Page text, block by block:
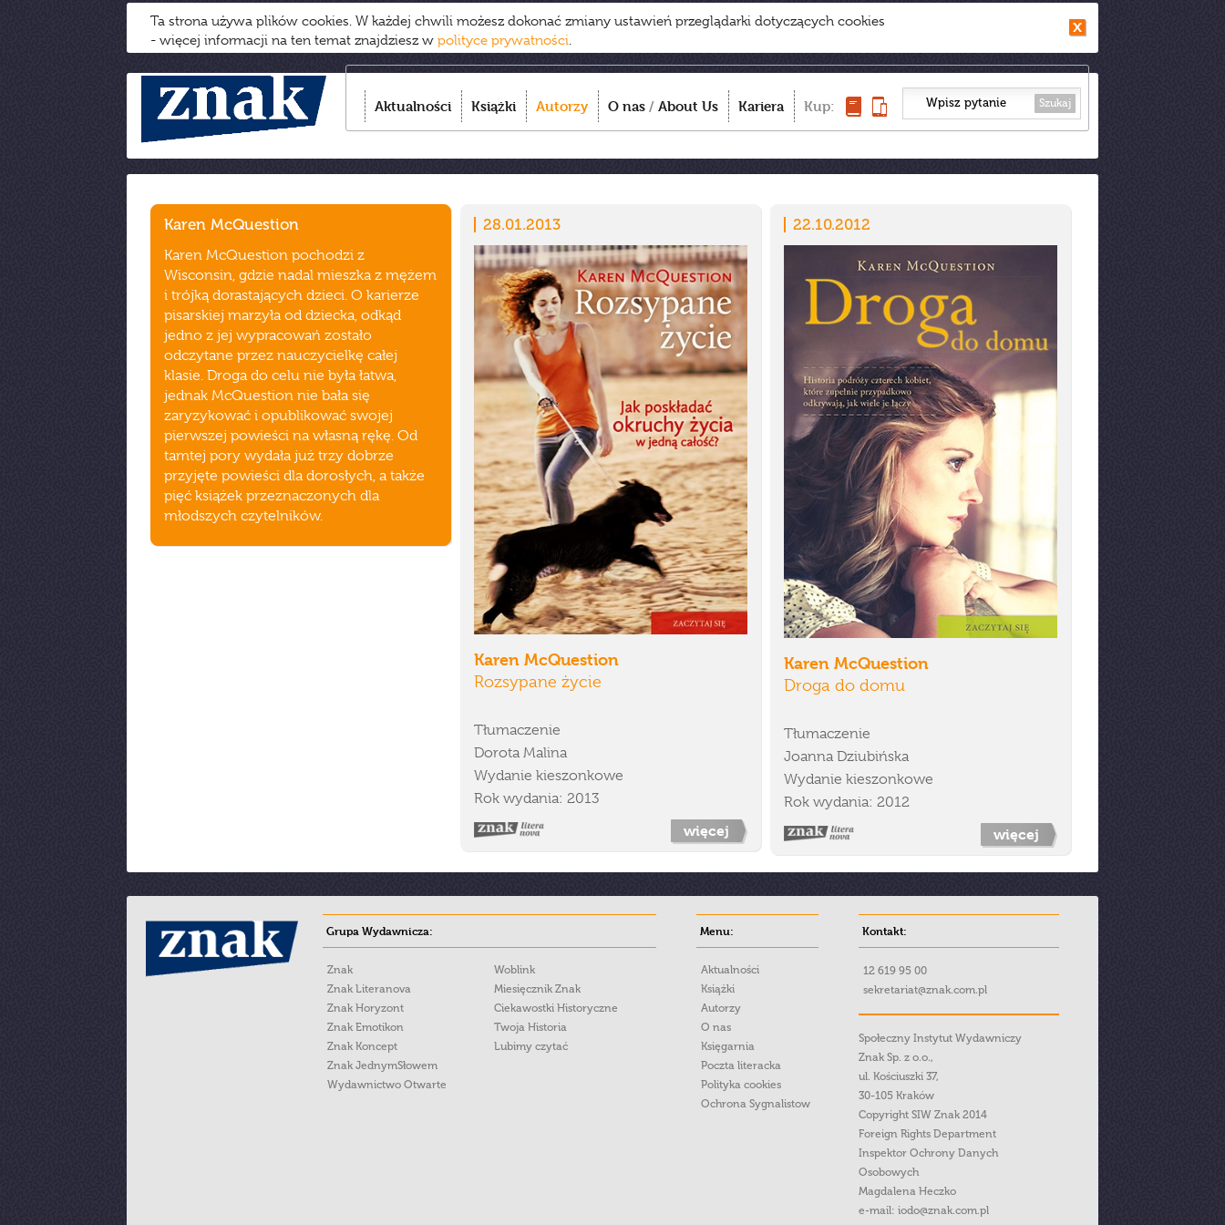
Ta strona używa plików cookies. W każdej chwili możesz dokonać zmiany ustawień przeglądarki dotyczących cookies
- więcej informacji na ten temat znajdziesz w polityce prywatności.
Aktualności Książki Autorzy O nas / About Us Kariera Kup: Szukaj
Karen McQuestion
Karen McQuestion pochodzi z
Wisconsin, gdzie nadal mieszka z mężem
i trójką dorastających dzieci. O karierze
pisarskiej marzyła od dziecka, odkąd
jedno z jej wypracowań zostało
odczytane przez nauczycielkę całej
klasie. Droga do celu nie była łatwa,
jednak McQuestion nie bała się
zaryzykować i opublikować swojej
pierwszej powieści na własną rękę. Od
tamtej pory wydała już trzy dobrze
przyjęte powieści dla dorosłych, a także
pięć książek przeznaczonych dla
młodszych czytelników.
28.01.2013
Karen McQuestion
Rozsypane życie
Tłumaczenie
Dorota Malina
Wydanie kieszonkowe
Rok wydania: 2013
więcej
22.10.2012
Karen McQuestion
Droga do domu
Tłumaczenie
Joanna Dziubińska
Wydanie kieszonkowe
Rok wydania: 2012
więcej
Grupa Wydawnicza:
Znak
Znak Literanova
Znak Horyzont
Znak Emotikon
Znak Koncept
Znak JednymSłowem
Wydawnictwo Otwarte
Woblink
Miesięcznik Znak
Ciekawostki Historyczne
Twoja Historia
Lubimy czytać
Menu:
Aktualności
Książki
Autorzy
O nas
Księgarnia
Poczta literacka
Polityka cookies
Ochrona Sygnalistow
Kontakt:
12 619 95 00
sekretariat@znak.com.pl
Społeczny Instytut Wydawniczy
Znak Sp. z o.o.,
ul. Kościuszki 37,
30-105 Kraków
Copyright SIW Znak 2014
Foreign Rights Department
Inspektor Ochrony Danych
Osobowych
Magdalena Heczko
e-mail: iodo@znak.com.pl